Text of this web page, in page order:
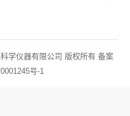
学仪器有限公司 版权所有 备案
号-1